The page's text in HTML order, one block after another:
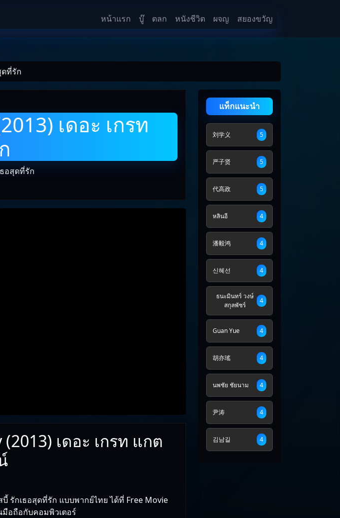
หน้าแรก บู๊ ตลก หนังชีวิต ผจญ สยองขวัญ
ดที่รัก
เดอะ เกรท
อสุดที่รัก
เดอะ เกรท แกต
รักเธอสุดที่รัก แบบพากย์ไทย ได้ที่ Free Movie
มือถือกับคอมพิวเตอร์
แท็กแนะนำ
刘学义 5
严子贤 5
代高政 5
หลินอี 4
潘毅鸿 4
신혜선 4
ธนะมินทร์ วงษ์
สกุลพัชร์
4
Guan Yue 4
胡亦瑤 4
นพชัย ชัยนาม 4
尹涛 4
김남길 4